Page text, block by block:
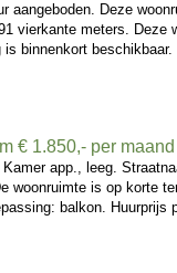
aangeboden. Deze
vierkante meters. Deze
binnenkort
€ 1.850,- per maand
app., leeg.
woonruimte is op korte
balkon. Huurprijs